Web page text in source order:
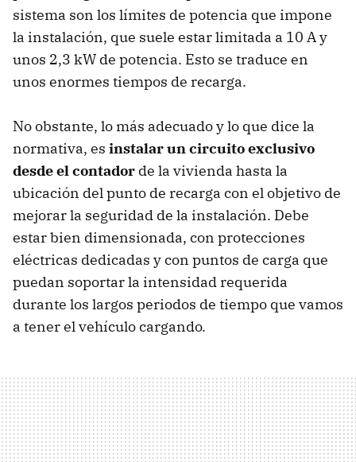
sistema son los límites de potencia que impone
la instalación, que suele estar limitada a 10 A y
unos 2,3 kW de potencia. Esto se traduce en
unos enormes tiempos de recarga.
No obstante, lo más adecuado y lo que dice la
normativa, es instalar un circuito exclusivo
desde el contador de la vivienda hasta la
ubicación del punto de recarga con el objetivo de
mejorar la seguridad de la instalación. Debe
estar bien dimensionada, con protecciones
eléctricas dedicadas y con puntos de carga que
puedan soportar la intensidad requerida
durante los largos periodos de tiempo que vamos
a tener el vehículo cargando.